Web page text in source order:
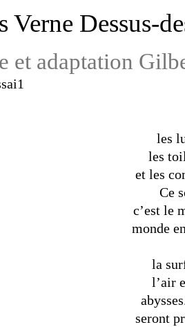
Verne Dessus-
et adaptation
les
les
et les
Ce
c’est le
monde
la
l’air
seront